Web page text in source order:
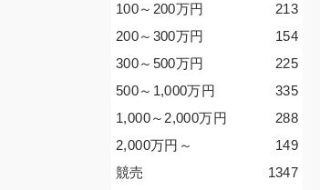
213
100～200万円
154
200～300万円
225
300～500万円
335
500～1,000万円
288
1,000～2,000万円
149
2,000万円 ～
1347
競売